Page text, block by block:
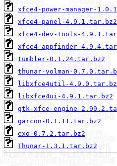
xfce4-power-manager-
xfce4-panel-4.9.1.tar.bz2
xfce4-dev-tools-
xfce4-appfinder-
tumbler-0.1.24.tar.bz2
thunar-volman-
libxfce4util-
libxfce4ui-4.9.1.tar.bz2
gtk-xfce-engine-
garcon-0.1.11.tar.bz2
exo-0.7.2.tar.bz2
Thunar-1.3.1.tar.bz2